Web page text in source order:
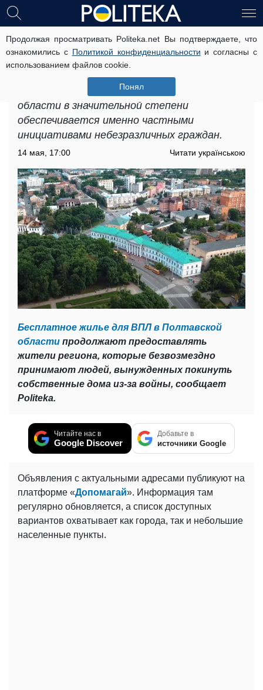
Продолжая просматривать Politeka.net Вы подтверждаете, что
ознакомились с Политикой конфиденциальности и согласны с
использованием файлов cookie.
Понял
Бесплатное жилье для ВПЛ в
Полтавской области: где именно
предлагают достойные варианты
Бесплатное жилье для ВПЛ в Полтавской
области в значительной степени
обеспечивается именно частными
инициативами небезразличных граждан.
14 мая, 17:00 Читати українською
Бесплатное жилье для ВПЛ в Полтавской
области продолжают предоставлять
жители региона, которые безвозмездно
принимают людей, вынужденных покинуть
собственные дома из-за войны, сообщает
Politeka.
Читайте нас в
Google Discover
Добавьте в
источники Google
Объявления с актуальными адресами публикуют на
платформе «Допомагай». Информация там
регулярно обновляется, а список доступных
вариантов охватывает как города, так и небольшие
населенные пункты.